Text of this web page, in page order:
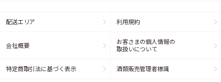
配送エリア 利用規約
会社概要
お客さまの個人情報の
取扱いについて
特定商取引法に基づく表示 酒類販売管理者標識